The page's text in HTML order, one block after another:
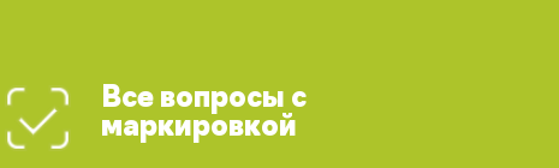
Все вопросы с
маркировкой